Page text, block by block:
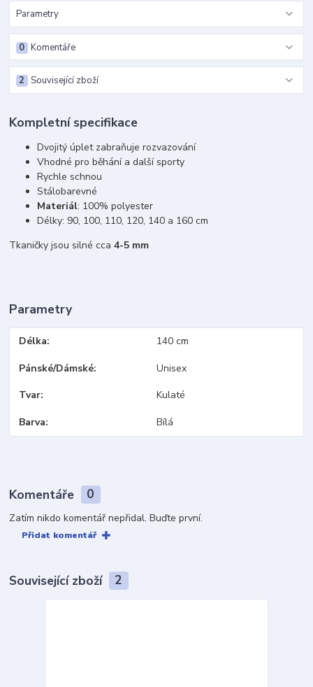
Parametry
Komentáře
0
Související zboží
2
Kompletní specifikace
Dvojitý úplet zabraňuje rozvazování
Vhodné pro běhání a další sporty
Rychle schnou
Stálobarevné
Materiál: 100% polyester
Délky: 90, 100, 110, 120, 140 a 160 cm
Tkaničky jsou silné cca4-5 mm
Parametry
Délka 140 cm
Pánské/Dámské Unisex
Tvar Kulaté
Barva Bílá
Komentáře 0
Zatím nikdo komentář nepřidal. Buďte první.
Přidat komentář
Související zboží 2